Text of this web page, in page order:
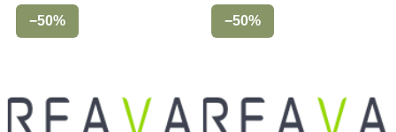
−50% −50%